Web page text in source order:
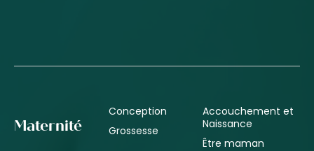
Maternité
Conception
Grossesse
Accouchement et
Naissance
Être maman